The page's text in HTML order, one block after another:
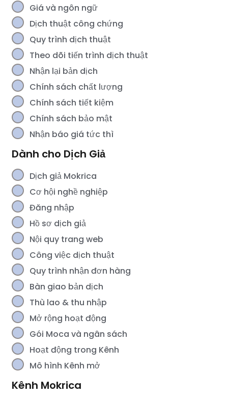
Giá và ngôn ngữ
Dịch thuật công chứng
Quy trình dịch thuật
Theo dõi tiến trình dịch thuật
Nhận lại bản dịch
Chính sách chất lượng
Chính sách tiết kiệm
Chính sách bảo mật
Nhận báo giá tức thì
Dành cho Dịch Giả
Dịch giả Mokrica
Cơ hội nghề nghiệp
Đăng nhập
Hồ sơ dịch giả
Nội quy trang web
Công việc dịch thuật
Quy trình nhận đơn hàng
Bàn giao bản dịch
Thù lao & thu nhập
Mở rộng hoạt động
Gói Moca và ngân sách
Hoạt động trong Kênh
Mô hình Kênh mở
Kênh Mokrica